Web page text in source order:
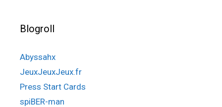
Blogroll
Abyssahx
JeuxJeuxJeux.fr
Press Start Cards
spiBER-man